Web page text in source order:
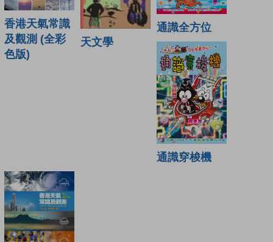
香港天氣常識
及觀測 (全彩
色版)
天文學
通識全方位
通識穿梭機